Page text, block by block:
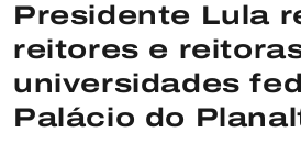
Presidente Lula
reitores e
universidades
Palácio do